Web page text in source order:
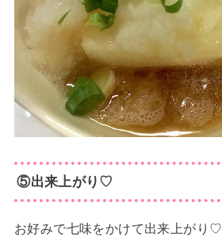
⑤出来上がり♡
お好みで七味をかけて出来上がり♡